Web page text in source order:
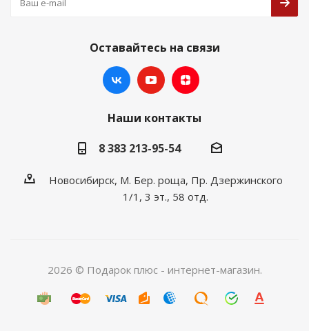
Оставайтесь на связи
Наши контакты
8 383 213-95-54
Новосибирск, М. Бер. роща, Пр. Дзержинского
1/1, 3 эт., 58 отд.
2026 © Подарок плюс - интернет-магазин.